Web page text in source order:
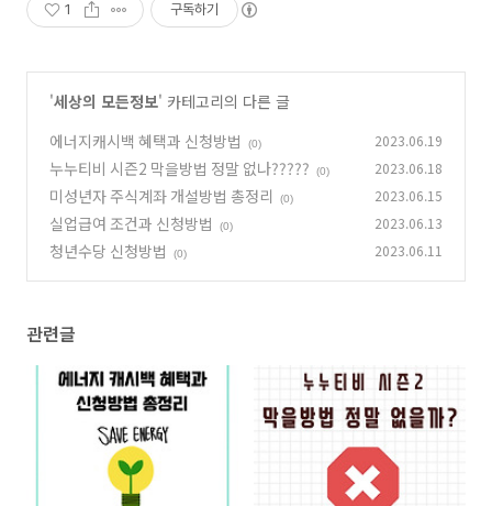
1 구독하기
'세상의 모든정보' 카테고리의 다른 글
에너지캐시백 혜택과 신청방법
(0) 2023.06.19
누누티비 시즌2 막을방법 정말 없나????? (0) 2023.06.18
미성년자 주식계좌 개설방법 총정리 (0) 2023.06.15
실업급여 조건과 신청방법 (0) 2023.06.13
청년수당 신청방법 (0) 2023.06.11
관련글